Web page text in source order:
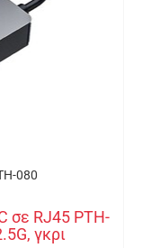
080
σε RJ45 PTH-
γκρι